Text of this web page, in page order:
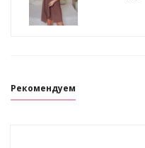
Рекомендуем